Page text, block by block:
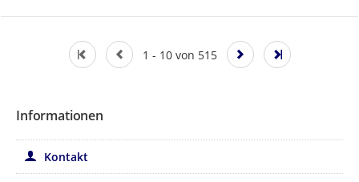
1 - 10 von 515
Informationen
Kontakt